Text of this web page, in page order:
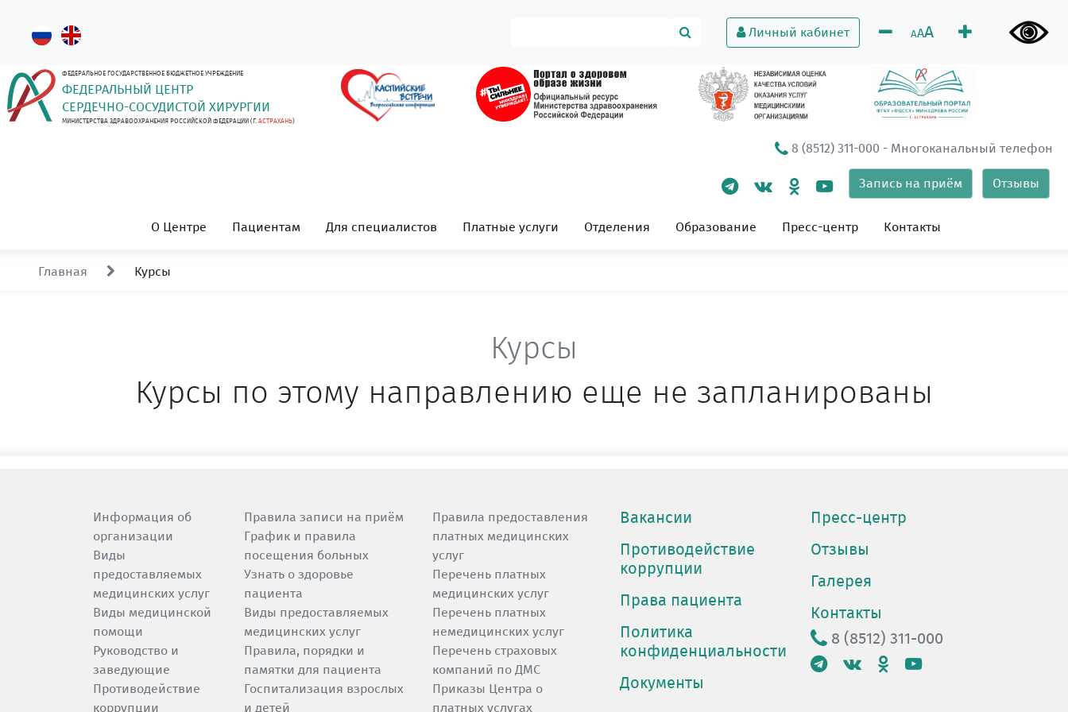
Личный кабинет AAA
ФЕДЕРАЛЬНОЕ ГОСУДАРСТВЕННОЕ БЮДЖЕТНОЕ УЧРЕЖДЕНИЕ
ФЕДЕРАЛЬНЫЙ ЦЕНТР
СЕРДЕЧНО-СОСУДИСТОЙ ХИРУРГИИ
МИНИСТЕРСТВА ЗДРАВООХРАНЕНИЯ РОССИЙСКОЙ ФЕДЕРАЦИИ (Г. АСТРАХАНЬ)
8 (8512) 311-000 - Многоканальный телефон
Запись на приём Отзывы
О Центре Пациентам Для специалистов Платные услуги Отделения Образование Пресс-центр Контакты
Главная Курсы
Курсы
Курсы по этому направлению еще не запланированы
Информация об
организации
Виды
предоставляемых
медицинских услуг
Виды медицинской
помощи
Руководство и
заведующие
Противодействие
коррупции
Правила записи на приём
График и правила
посещения больных
Узнать о здоровье
пациента
Виды предоставляемых
медицинских услуг
Правила, порядки и
памятки для пациента
Госпитализация взрослых
и детей
Правила предоставления
платных медицинских
услуг
Перечень платных
медицинских услуг
Перечень платных
немедицинских услуг
Перечень страховых
компаний по ДМС
Приказы Центра о
платных услугах
Вакансии
Противодействие
коррупции
Права пациента
Политика
конфиденциальности
Документы
Пресс-центр
Отзывы
Галерея
Контакты
8 (8512) 311-000